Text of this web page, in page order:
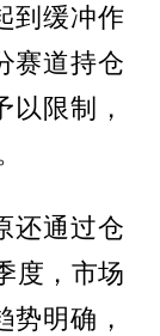
到缓冲作
赛道持仓
限制，
还通过仓
度，市场
明确，